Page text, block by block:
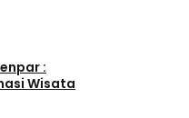
:
Wisata